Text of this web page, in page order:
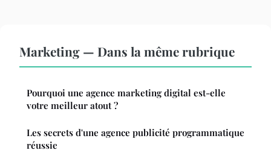
Marketing — Dans la même rubrique
Pourquoi une agence marketing digital est-elle
votre meilleur atout ?
Les secrets d'une agence publicité programmatique
réussie